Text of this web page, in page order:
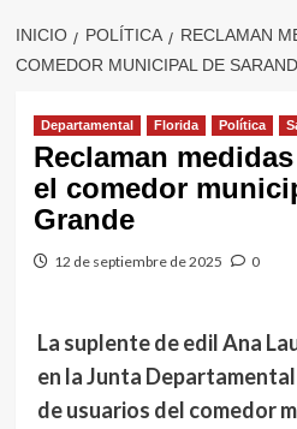
INICIO POLÍTICA
RECLAMAN
COMEDOR MUNICIPAL DE
Departamental Florida Política
Reclaman
el comedor
Grande
12 de septiembre de 2025 0
La suplente de edil Ana
en la Junta
de usuarios del comedor